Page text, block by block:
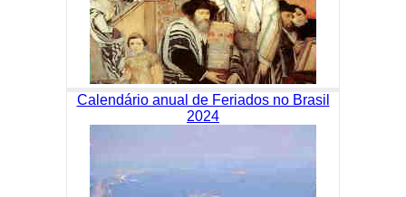
Calendário anual de Feriados no Brasil
2024